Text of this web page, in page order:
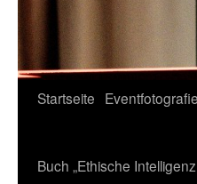
Zum
springen
Startseite Eventfotografie
Buch „Ethische